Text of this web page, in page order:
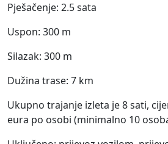
Pješačenje: 2.5 sata
Uspon: 300 m
Silazak: 300 m
Dužina trase: 7 km
Ukupno trajanje izleta je 8 sati,
eura po osobi (minimalno 10